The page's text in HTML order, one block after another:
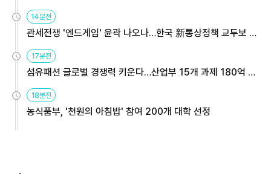
14분전
관세전쟁 '엔드게임' 윤곽 나오나…한국 新통상정책 교두보 활
용해야
17분전
섬유패션 글로벌 경쟁력 키운다…산업부 15개 과제 180억 지
원
18분전
농식품부, '천원의 아침밥' 참여 200개 대학 선정